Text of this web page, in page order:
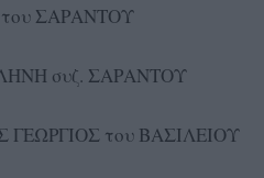
ΣΑΡΑΝΤΟΥ
συζ. ΣΑΡΑΝΤΟΥ
του ΒΑΣΙΛΕΙΟΥ